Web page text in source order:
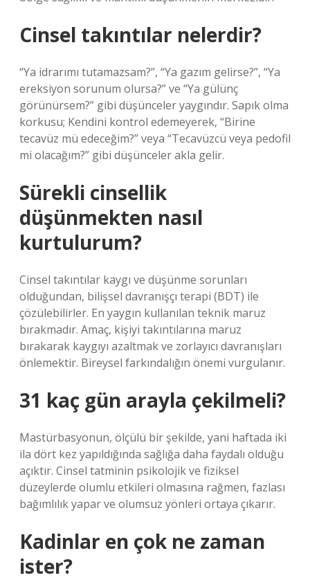
Cinsel takıntılar nelerdir?
“Ya idrarımı tutamazsam?”, “Ya gazım gelirse?”, “Ya
ereksiyon sorunum olursa?” ve “Ya gülünç
görünürsem?” gibi düşünceler yaygındır. Sapık olma
korkusu; Kendini kontrol edemeyerek, “Birine
tecavüz mü edeceğim?” veya “Tecavüzcü veya pedofil
mi olacağım?” gibi düşünceler akla gelir.
Sürekli cinsellik
düşünmekten nasıl
kurtulurum?
Cinsel takıntılar kaygı ve düşünme sorunları
olduğundan, bilişsel davranışçı terapi (BDT) ile
çözülebilirler. En yaygın kullanılan teknik maruz
bırakmadır. Amaç, kişiyi takıntılarına maruz
bırakarak kaygıyı azaltmak ve zorlayıcı davranışları
önlemektir. Bireysel farkındalığın önemi vurgulanır.
31 kaç gün arayla çekilmeli?
Mastürbasyonun, ölçülü bir şekilde, yani haftada iki
ila dört kez yapıldığında sağlığa daha faydalı olduğu
açıktır. Cinsel tatminin psikolojik ve fiziksel
düzeylerde olumlu etkileri olmasına rağmen, fazlası
bağımlılık yapar ve olumsuz yönleri ortaya çıkarır.
Kadinlar en çok ne zaman
ister?